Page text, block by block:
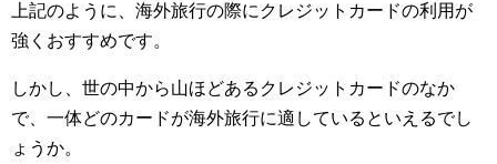
上記のように、海外旅行の際にクレジットカードの利用が
強くおすすめです。
しかし、世の中から山ほどあるクレジットカードのなか
で、一体どのカードが海外旅行に適しているといえるでし
ょうか。